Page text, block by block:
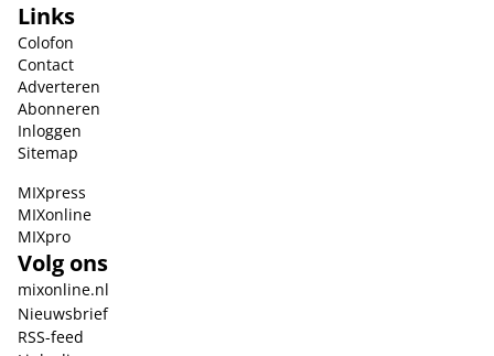
Links
Colofon
Contact
Adverteren
Abonneren
Inloggen
Sitemap
MIXpress
MIXonline
MIXpro
Volg ons
mixonline.nl
Nieuwsbrief
RSS-feed